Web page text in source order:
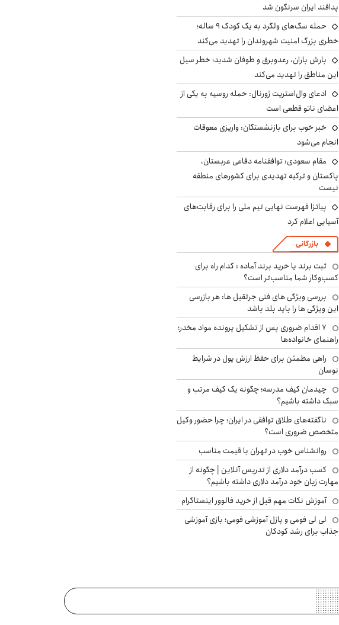
پدافند ایران سرنگون شد
حمله سگ‌های ولگرد به یک کودک ۹ ساله؛
خطری بزرگ امنیت شهروندان را تهدید می‌کند
بارش باران، رعدوبرق و طوفان شدید؛ خطر سیل
این مناطق را تهدید می‌کند
ادعای وال‌استریت ژورنال: حمله روسیه به یکی از
اعضای ناتو قطعی است
خبر خوب برای بازنشستگان: واریزی معوقات
انجام می‌شود
مقام سعودی: توافقنامه دفاعی عربستان،
پاکستان و ترکیه تهدیدی برای کشورهای منطقه
نیست
پیاتزا فهرست نهایی تیم ملی را برای رقابت‌های
آسیایی اعلام کرد
بازرگانی
ثبت برند یا خرید برند آماده : کدام راه برای
کسب‌وکار شما مناسب‌تر است؟
بررسی ویژگی های فنی جرثقیل ها: هر بازرسی
این ویژگی ها را باید بلد باشد
۷ اقدام ضروری پس از تشکیل پرونده مواد مخدر؛
راهنمای خانواده‌ها
راهی مطمئن برای حفظ ارزش پول در شرایط
نوسان
چیدمان کیف مدرسه؛ چگونه یک کیف مرتب و
سبک داشته باشیم؟
ناگفته‌های طلاق توافقی در ایران؛ چرا حضور وکیل
متخصص ضروری است؟
روانشناس خوب در تهران با قیمت مناسب
کسب درآمد دلاری از تدریس آنلاین | چگونه از
مهارت زبان خود درآمد دلاری داشته باشیم؟
آموزش نکات مهم قبل از خرید فالوور اینستاگرام
لی لی فومی و پازل آموزشی فومی؛ بازی آموزشی
جذاب برای رشد کودکان